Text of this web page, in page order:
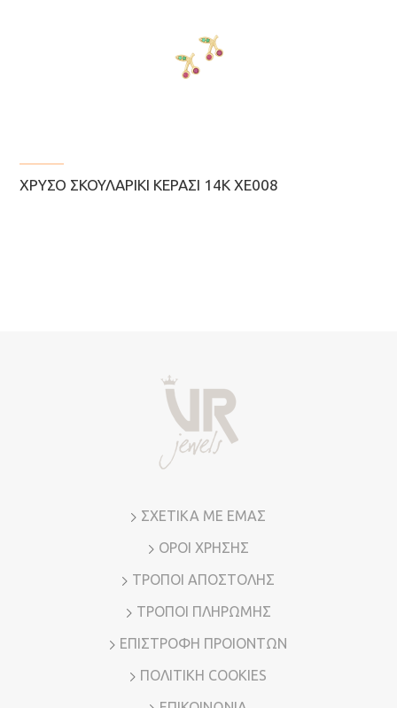
ΧΡΥΣΌ ΣΚΟΥΛΑΡΊΚΙ ΚΕΡΆΣΙ 14Κ ΧΕ008
ΣΧΕΤΙΚΑ ΜΕ ΕΜΑΣ
ΟΡΟΙ ΧΡΗΣΗΣ
ΤΡΟΠΟΙ ΑΠΟΣΤΟΛΗΣ
ΤΡΟΠΟΙ ΠΛΗΡΩΜΗΣ
ΕΠΙΣΤΡΟΦΗ ΠΡΟΙΟΝΤΩΝ
ΠΟΛΙΤΙΚΗ COOKIES